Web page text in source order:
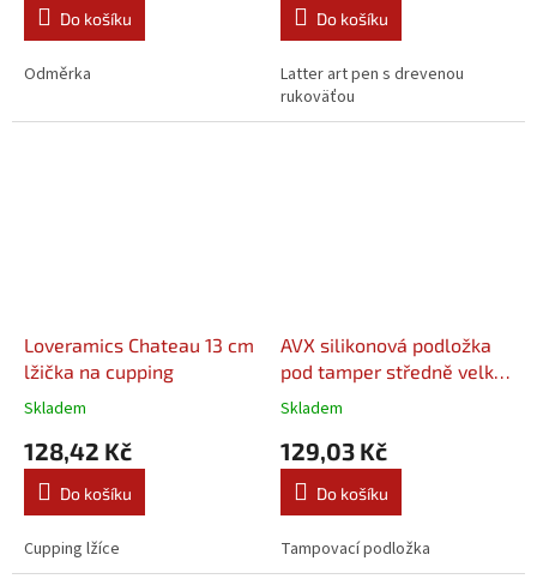
Do košíku
Odměrka
Do košíku
Latter art pen s drevenou
rukoväťou
Loveramics Chateau 13 cm
lžička na cupping
Skladem
128,42 Kč
Do košíku
Cupping lžíce
AVX silikonová podložka
pod tamper středně velká
černá
Skladem
129,03 Kč
Do košíku
Tampovací podložka